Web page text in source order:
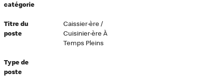
catégorie
Titre du
poste
Caissier·ère /
Cuisinier·ère À
Temps Pleins
Type de
poste